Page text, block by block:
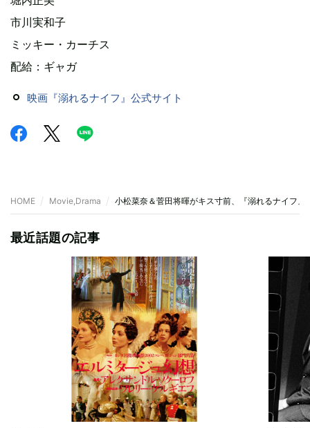
市川実和子
ミッキー・カーチス
配給：ギャガ
映画『溺れるナイフ』公式サイト
HOME Movie,Drama 小松菜奈＆菅田将暉がキス寸前、『溺れるナイフ』
最近話題の記事